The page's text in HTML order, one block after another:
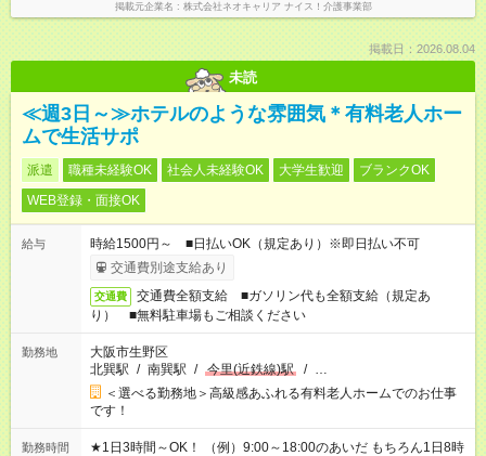
掲載元企業名 株式会社ネオキャリア ナイス！介護事業部
掲載日：2026.08.04
未読
≪週3日～≫ホテルのような雰囲気＊有料老人ホー
ムで生活サポ
派遣 職種未経験OK 社会人未経験OK 大学生歓迎
ブランクOK
WEB登録・面接OK
給与
時給1500円～ ■日払いOK（規定あり）※即日払い不可
交通費別途支給あり
交通費
交通費全額支給 ■ガソリン代も全額支給（規定あ
り） ■無料駐車場もご相談ください
勤務地
大阪市生野区
北巽駅 / 南巽駅 / 今里(近鉄線)駅 / …
＜選べる勤務地＞高級感あふれる有料老人ホームでのお仕事
です！
勤務時間
★1日3時間～OK！ （例）9:00～18:00のあいだ もちろん1日8時